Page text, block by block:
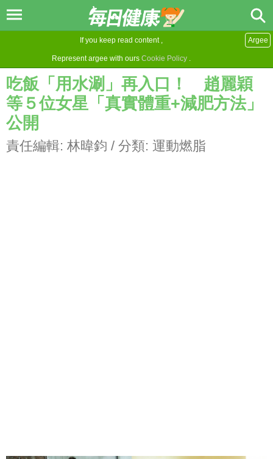
If you keep read content ,
Represent argee with ours Cookie Policy .
Argee
吃飯「用水涮」再入口！ 趙麗穎
等５位女星「真實體重+減肥方法」
公開
責任編輯: 林暐鈞 / 分類: 運動燃脂